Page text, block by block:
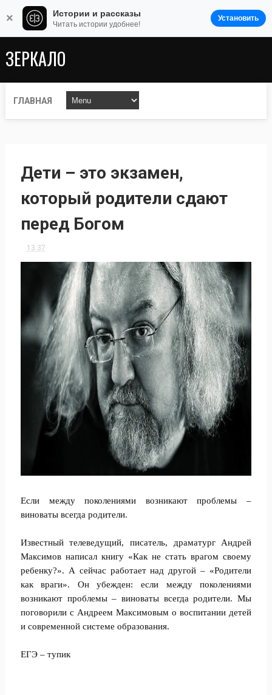
ЗЕРКАЛО
ГЛАВНАЯ
Дети – это экзамен,
который родители сдают
перед Богом
13:37
Если между поколениями возникают проблемы –
виноваты всегда родители.
Известный телеведущий, писатель, драматург Андрей
Максимов написал книгу «Как не стать врагом своему
ребенку?». А сейчас работает над другой – «Родители
как враги». Он убежден: если между поколениями
возникают проблемы – виноваты всегда родители. Мы
поговорили с Андреем Максимовым о воспитании детей
и современной системе образования.
ЕГЭ – тупик
× Истории и рассказы
Читать истории удобнее!
Установить